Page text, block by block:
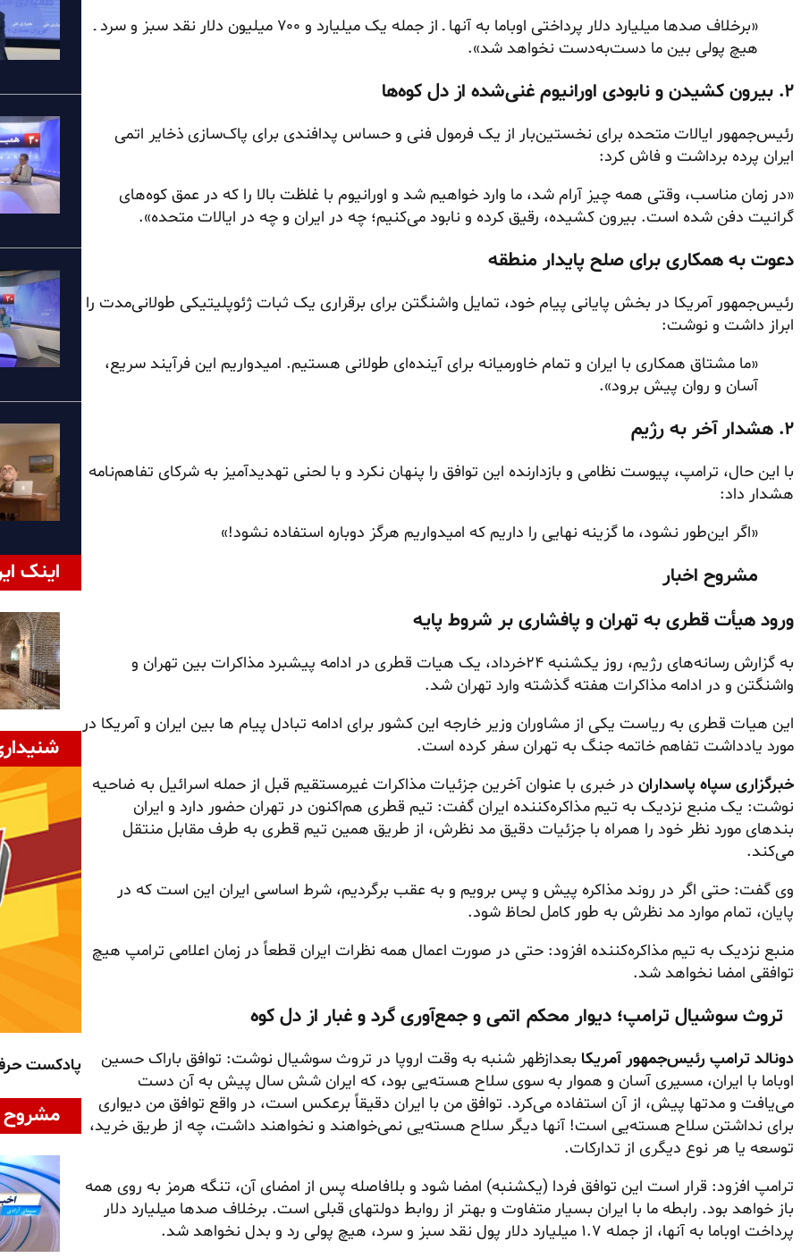
«برخلاف صدها میلیارد دلار پرداختی اوباما به آنها ـ از جمله یک میلیارد و ۷۰۰ میلیون دلار نقد سبز و سرد ـ
هیچ پولی بین ما دست‌به‌دست نخواهد شد».
۲. بیرون کشیدن و نابودی اورانیوم غنی‌شده از دل کوه‌ها
رئیس‌جمهور ایالات متحده برای نخستین‌بار از یک فرمول فنی و حساس پدافندی برای پاک‌سازی ذخایر اتمی
ایران پرده برداشت و فاش کرد:
«در زمان مناسب، وقتی همه چیز آرام شد، ما وارد خواهیم شد و اورانیوم با غلظت بالا را که در عمق کوه‌های
گرانیت دفن شده است. بیرون کشیده، رقیق کرده و نابود می‌کنیم؛ چه در ایران و چه در ایالات متحده».
دعوت به همکاری برای صلح پایدار منطقه
رئیس‌جمهور آمریکا در بخش پایانی پیام خود، تمایل واشنگتن برای برقراری یک ثبات ژئوپلیتیکی طولانی‌مدت را
ابراز داشت و نوشت:
«ما مشتاق همکاری با ایران و تمام خاورمیانه برای آینده‌ای طولانی هستیم. امیدواریم این فرآیند سریع،
آسان و روان پیش برود».
۲. هشدار آخر به رژیم
با این حال، ترامپ، پیوست نظامی و بازدارنده این توافق را پنهان نکرد و با لحنی تهدیدآمیز به شرکای تفاهم‌نامه
هشدار داد:
«اگر این‌طور نشود، ما گزینه نهایی را داریم که امیدواریم هرگز دوباره استفاده نشود!»
مشروح اخبار
ورود هیأت قطری به تهران و پافشاری بر شروط پایه
به گزارش رسانه‌های رژیم، روز یکشنبه ۲۴خرداد، یک هیات قطری در ادامه پیشبرد مذاکرات بین تهران و
واشنگتن و در ادامه مذاکرات هفته گذشته وارد تهران شد.
این هیات قطری به ریاست یکی از مشاوران وزیر خارجه این کشور برای ادامه تبادل پیام ها بین ایران و آمریکا در
مورد یادداشت تفاهم خاتمه جنگ به تهران سفر کرده است.
خبرگزاری سپاه پاسداران در خبری با عنوان آخرین جزئیات مذاکرات غیرمستقیم قبل از حمله اسرائیل به ضاحیه
نوشت: یک منبع نزدیک به تیم مذاکره‌کننده ایران گفت: تیم قطری هم‌اکنون در تهران حضور دارد و ایران
بندهای مورد نظر خود را همراه با جزئیات دقیق مد نظرش، از طریق همین تیم قطری به طرف مقابل منتقل
می‌کند.
وی گفت: حتی اگر در روند مذاکره پیش و پس برویم و به عقب برگردیم، شرط اساسی ایران این است که در
پایان، تمام موارد مد نظرش به طور کامل لحاظ شود.
منبع نزدیک به تیم مذاکره‌کننده افزود: حتی در صورت اعمال همه نظرات ایران قطعاً در زمان اعلامی ترامپ هیچ
توافقی امضا نخواهد شد.
‍‍‍ تروث سوشیال ترامپ؛ دیوار محکم اتمی و جمع‌آوری گرد و غبار از دل کوه
دونالد ترامپ رئیس‌جمهور آمریکا بعدازظهر شنبه به وقت اروپا در تروث سوشیال نوشت: توافق باراک حسین
اوباما با ایران، مسیری آسان و هموار به سوی سلاح هسته‌یی بود، که ایران شش سال پیش به آن دست
می‌یافت و مدتها پیش، از آن استفاده می‌کرد. توافق من با ایران دقیقاً برعکس است، در واقع توافق من دیواری
برای نداشتن سلاح هسته‌یی است! آنها دیگر سلاح هسته‌یی نمی‌خواهند و نخواهند داشت، چه از طریق خرید،
توسعه یا هر نوع دیگری از تدارکات.
ترامپ افزود: قرار است این توافق فردا (یکشنبه) امضا شود و بلافاصله پس از امضای آن، تنگه هرمز به روی همه
باز خواهد بود. رابطه ما با ایران بسیار متفاوت و بهتر از روابط دولتهای قبلی است. برخلاف صدها میلیارد دلار
پرداخت اوباما به آنها، از جمله ۱.۷ میلیارد دلار پول نقد سبز و سرد، هیچ پولی رد و بدل نخواهد شد.
اینک
پادکست
مشروح